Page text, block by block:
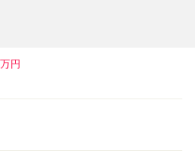
万円